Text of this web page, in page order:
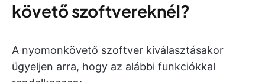
követő szoftvereknél?
A nyomonkövető szoftver kiválasztásakor
ügyeljen arra, hogy az alábbi funkciókkal